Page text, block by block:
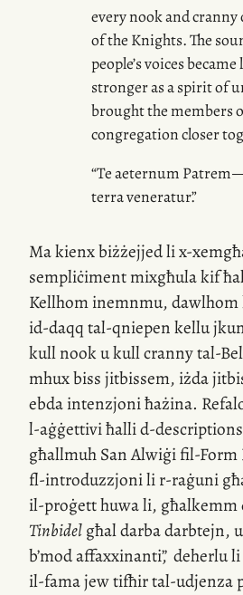
every nook and cranny
of the Knights. The
people’s voices
stronger as a spirit of
brought the members
congregation closer
“Te aeternum Patrem
terra veneratur.”
Ma kienx biżżejjed lix-
sempliċiment mixgħula kif
Kellhom inemnmu,
id-daqqtal-qniepen kellu
kull nook u kull crannytal-
mhux biss jitbissem, iżda
ebda intenzjoni ħażina.
l-aġġettiviħallid-descriptions
għallmuh San Alwiġifil-Form
fl-introduzzjonilir-raġuni
il-proġetthuwa li, għalkemm
Tinbidelgħal darba darbtejn,
b’mod affaxxinanti”
, deherlu
il-famajew tifħirtal-udjenza